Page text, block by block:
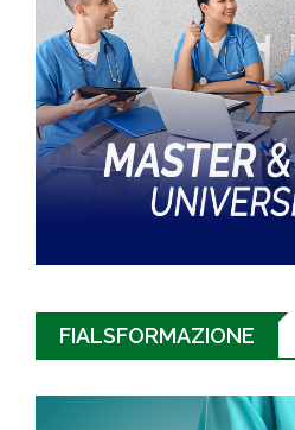
FIALSFORMAZIONE